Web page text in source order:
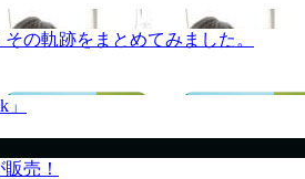
の軌跡をまとめてみました。
売！